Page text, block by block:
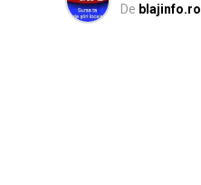
De blajinfo.ro